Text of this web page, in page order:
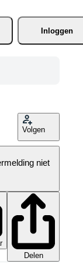
Inloggen
Volgen
niet
Delen